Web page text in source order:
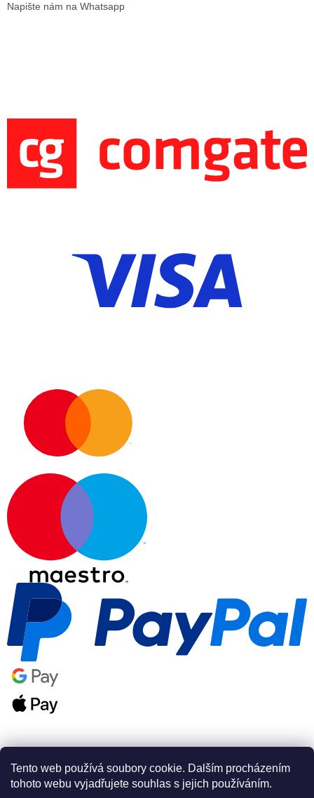
Tento web používá soubory cookie. Dalším procházením
tohoto webu vyjadřujete souhlas s jejich používáním.
Napište nám na Whatsapp
Vytvořil Shoptet Premium